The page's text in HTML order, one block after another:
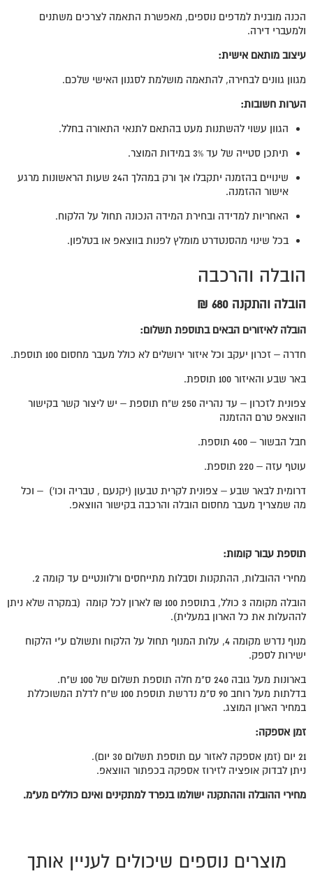
הכנה מובנית למדפים נוספים, מאפשרת התאמה לצרכים משתנים
ולמעברי דירה.
עיצוב מותאם אישית:
מגוון גוונים לבחירה, להתאמה מושלמת לסגנון האישי שלכם.
הערות חשובות:
הגוון עשוי להשתנות מעט בהתאם לתנאי התאורה בחלל.
תיתכן סטייה של עד 3% במידות המוצר.
שינויים בהזמנה יתקבלו אך ורק במהלך ה24 שעות הראשונות מרגע
אישור ההזמנה.
האחריות למדידה ובחירת המידה הנכונה תחול על הלקוח.
בכל שינוי מהסנטדרט מומלץ לפנות בווצאפ או בטלפון.
הובלה והרכבה
הובלה והתקנה 680 ₪
הובלה לאיזורים הבאים בתוספת תשלום:
חדרה – זכרון יעקב וכל איזור ירושלים לא כולל מעבר מחסום 100 תוספת.
באר שבע והאיזור 100 תוספת.
צפונית לזכרון – עד נהריה 250 ש"ח תוספת – יש ליצור קשר בקישור
הווצאפ טרם ההזמנה
חבל הבשור – 400 תוספת.
עוטף עזה – 220 תוספת.
דרומית לבאר שבע – צפונית לקרית טבעון (יקנעם , טבריה וכו') – וכל
מה שמצריך מעבר מחסום הובלה והרכבה בקישור הווצאפ.
תוספת עבור קומות:
מחירי ההובלות, ההתקנות וסבלות מתייחסים ורלוונטיים עד קומה 2.
הובלה מקומה 3 כולל, בתוספת 100 ₪ לארון לכל קומה (במקרה שלא ניתן
לההעלות את כל הארון במעלית).
מנוף נדרש מקומה 4, עלות המנוף תחול על הלקוח ותשולם ע"י הלקוח
ישירות לספק.
בארונות מעל גובה 240 ס"מ חלה תוספת תשלום של 100 ש"ח.
בדלתות מעל רוחב 90 ס"מ נדרשת תוספת 100 ש"ח לדלת המשוכללת
במחיר הארון המוצג.
זמן אספקה:
21 יום (זמן אספקה לאזור עם תוספת תשלום 30 יום).
ניתן לבדוק אופציה לזירוז אספקה בכפתור הווצאפ.
מחירי ההובלה וההתקנה ישולמו בנפרד למתקינים ואינם כוללים מע"מ.
מוצרים נוספים שיכולים לעניין אותך